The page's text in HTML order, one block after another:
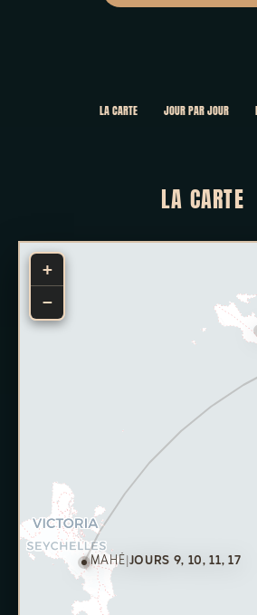
LA CARTE JOUR PAR JOUR
LA CARTE
MAHÉ|JOURS 9, 10, 11, 17
+
−